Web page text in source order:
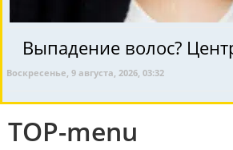
Выпадение волос?
Воскресенье, 9 августа, 2026, 03:32
TOP-menu